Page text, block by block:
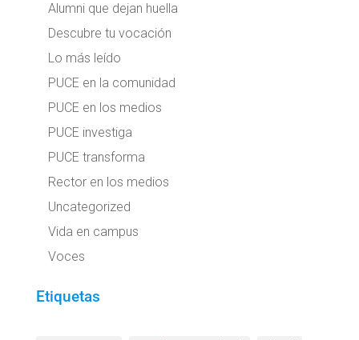
Alumni que dejan huella
Descubre tu vocación
Lo más leído
PUCE en la comunidad
PUCE en los medios
PUCE investiga
PUCE transforma
Rector en los medios
Uncategorized
Vida en campus
Voces
Etiquetas